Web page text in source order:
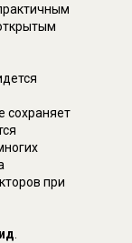
сохраняет
при